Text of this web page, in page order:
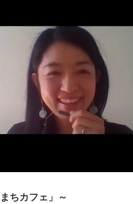
ちカフェ」～